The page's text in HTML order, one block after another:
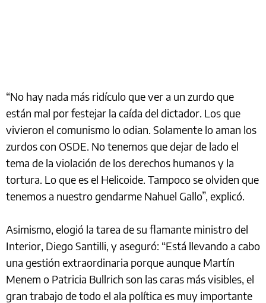
“No hay nada más ridículo que ver a un zurdo que
están mal por festejar la caída del dictador. Los que
vivieron el comunismo lo odian. Solamente lo aman los
zurdos con OSDE. No tenemos que dejar de lado el
tema de la violación de los derechos humanos y la
tortura. Lo que es el Helicoide. Tampoco se olviden que
tenemos a nuestro gendarme Nahuel Gallo”, explicó.
Asimismo, elogió la tarea de su flamante ministro del
Interior, Diego Santilli, y aseguró: “Está llevando a cabo
una gestión extraordinaria porque aunque Martín
Menem o Patricia Bullrich son las caras más visibles, el
gran trabajo de todo el ala política es muy importante